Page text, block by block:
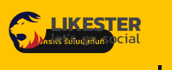
สมัครฟรี รับโบนัสทันที